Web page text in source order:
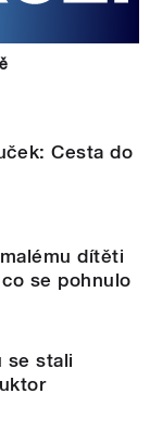
Cesta do
dítěti
se pohnulo
se stali